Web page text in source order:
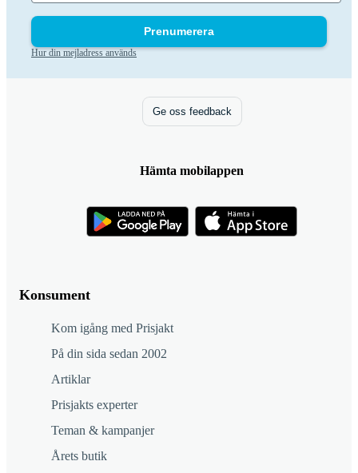
Prenumerera
Hur din mejladress används
Konsument
Kom igång med Prisjakt
På din sida sedan 2002
Artiklar
Prisjakts experter
Teman & kampanjer
Årets butik
Ge oss feedback
Hämta mobilappen